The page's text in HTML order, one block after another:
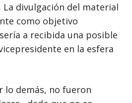
La divulgación del material
como objetivo
a recibida una posible
en la esfera
lo demás, no fueron